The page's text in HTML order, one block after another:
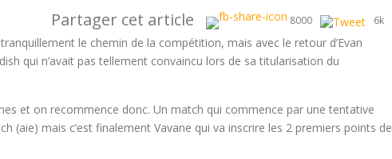
Partager cet article 8000 6k
le chemin de la compétition, mais avec le retour d’Evan
qui n’avait pas tellement convaincu lors de sa titularisation du
et on recommence donc. Un match qui commence par une tentative
(aie) mais c’est finalement Vavane qui va inscrire les 2 premiers points de